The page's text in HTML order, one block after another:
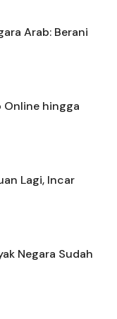
Arab: Berani
Online hingga
Lagi, Incar
Negara Sudah